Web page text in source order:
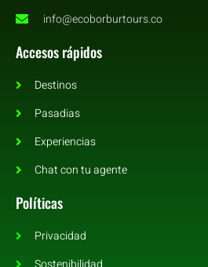
info@ecoborburtours.co
Accesos rápidos
Destinos
Pasadias
Experiencias
Chat con tu agente
Políticas
Privacidad